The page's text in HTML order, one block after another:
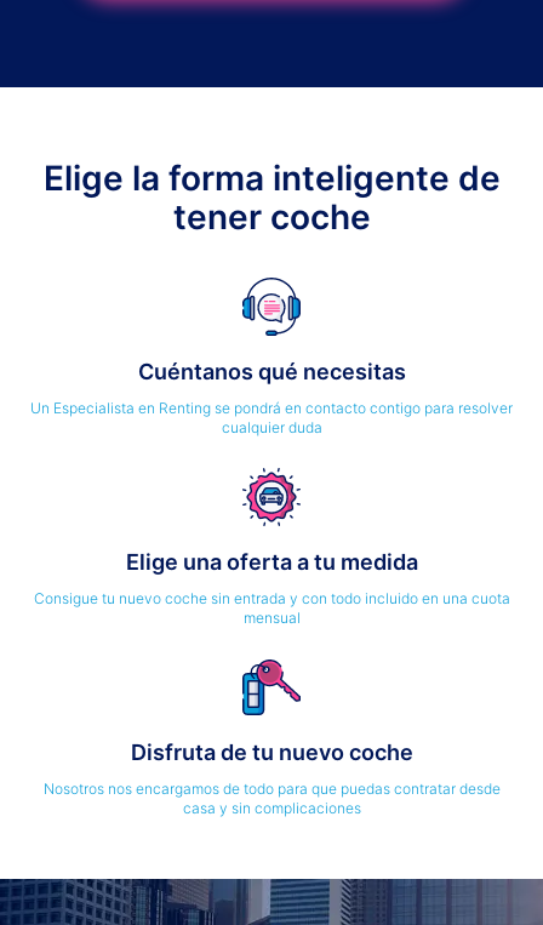
Elige la forma inteligente de
tener coche
Cuéntanos qué necesitas
Un Especialista en Renting se pondrá en contacto contigo para resolver
cualquier duda
Elige una oferta a tu medida
Consigue tu nuevo coche sin entrada y con todo incluido en una cuota
mensual
Disfruta de tu nuevo coche
Nosotros nos encargamos de todo para que puedas contratar desde
casa y sin complicaciones